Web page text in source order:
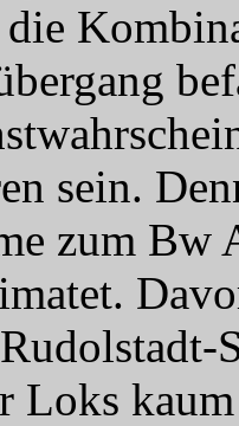
sein.
zum Bw
Loks